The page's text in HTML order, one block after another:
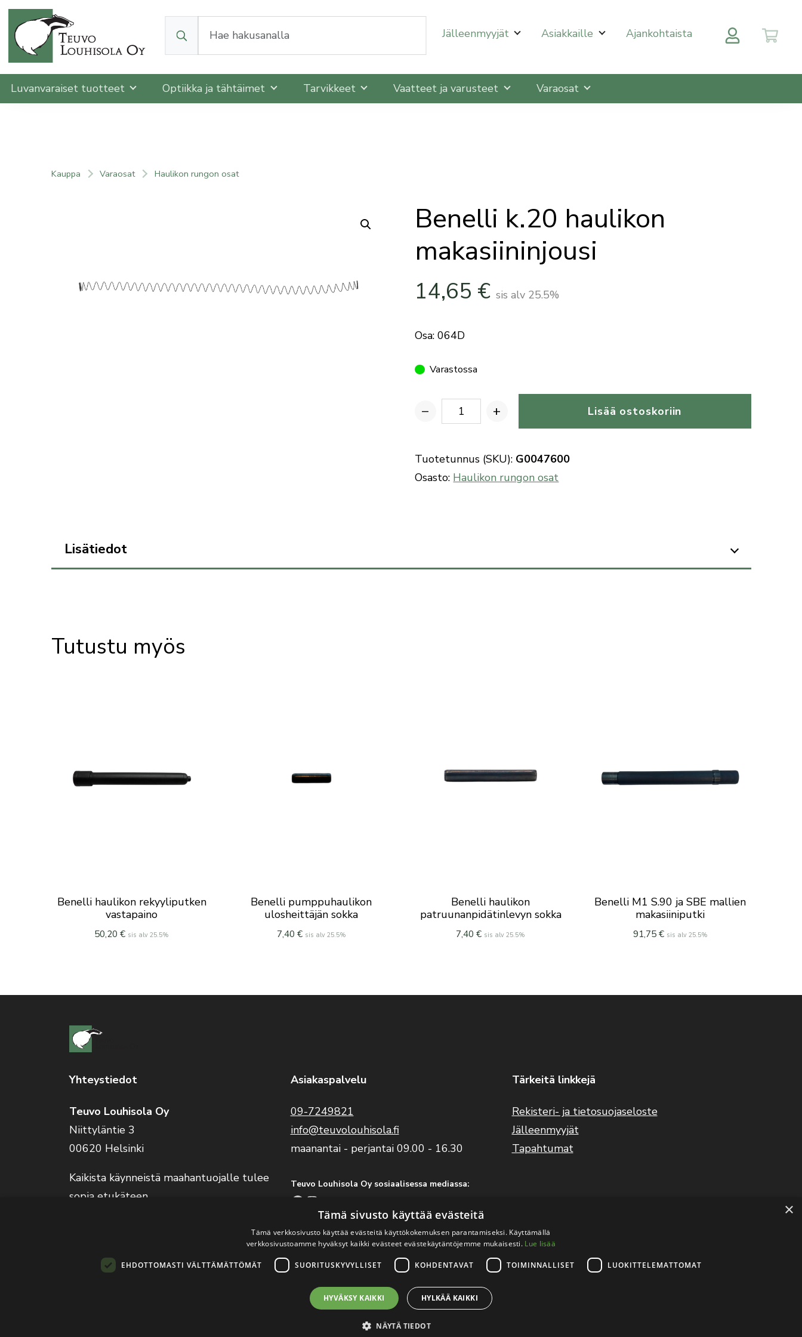
Kun tuloksia tulee, voit selata niitä nuolinäppäimillä ylös ja alas ja siirtyä halutulle sivulle enterin painalluksella.
Jälleenmyyjät Asiakkaille Ajankohtaista
Luvanvaraiset tuotteet Optiikka ja tähtäimet Tarvikkeet Vaatteet ja varusteet Varaosat
Kauppa Varaosat Haulikon rungon osat
Benelli k.20 haulikon
makasiininjousi
14,65 € sis alv 25.5%
Osa: 064D
Varastossa
−
haulikon
makasiininjousi
+ Lisää ostoskoriin
Tuotetunnus (SKU): G0047600
Osasto: Haulikon rungon osat
Lisätiedot
Tutustu myös
Benelli haulikon rekyyliputken
vastapaino
50,20€ sis alv 25.5%
Benelli pumppuhaulikon
ulosheittäjän sokka
7,40 € sis alv 25.5%
Benelli haulikon
patruunanpidätinlevyn sokka
7,40€ sis alv 25.5%
Benelli M1 S.90 ja SBE mallien
makasiiniputki
91,75€ sis alv 25.5%
Yhteystiedot
Teuvo Louhisola Oy
Niittyläntie 3
00620 Helsinki
Kaikista käynneistä maahantuojalle tulee
sopia etukäteen.
Asiakaspalvelu
09-7249821
info@teuvolouhisola.fi
maanantai - perjantai 09.00 - 16.30
Teuvo Louhisola Oy sosiaalisessa mediassa:
Facebook Instagram
Benelli Suomi sosiaalisessa mediassa:
Facebook Instagram
Tärkeitä linkkejä
Rekisteri- ja tietosuojaseloste
Jälleenmyyjät
Tapahtumat
×
Tämä sivusto käyttää evästeitä
Tämä verkkosivusto käyttää evästeitä käyttökokemuksen parantamiseksi. Käyttämällä
verkkosivustoamme hyväksyt kaikki evästeet evästekäytäntöjemme mukaisesti. Lue lisää
EHDOTTOMASTI VÄLTTÄMÄTTÖMÄT SUORITUSKYVYLLISET KOHDENTAVAT TOIMINNALLISET LUOKITTELEMATTOMAT
HYVÄKSY KAIKKI HYLKÄÄ KAIKKI
NÄYTÄ TIEDOT